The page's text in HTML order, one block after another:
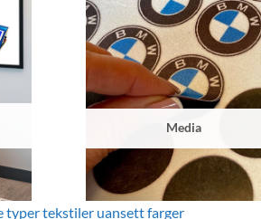
Media
typer tekstiler uansett farger